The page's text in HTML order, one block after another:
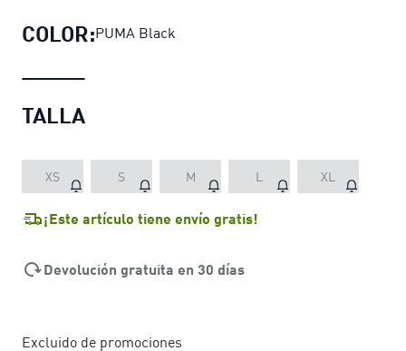
COLOR:PUMA Black
TALLA
XS S M L XL
¡Este artículo tiene envío gratis!
Devolución gratuita en 30 días
Excluido de promociones